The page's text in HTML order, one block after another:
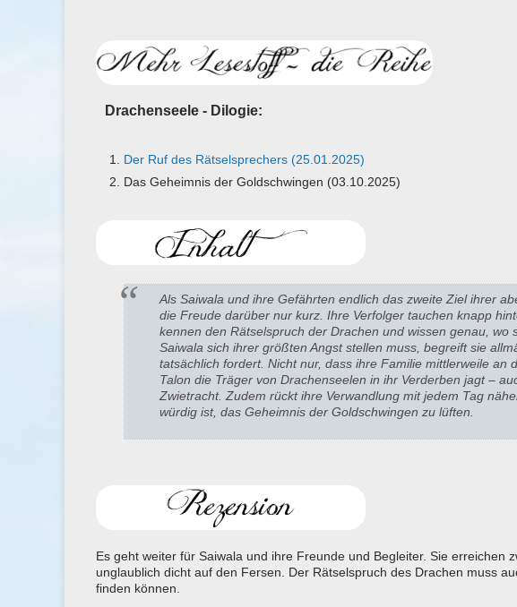
Drachenseele - Dilogie:
Der Ruf des Rätselsprechers (25.01.2025)
Das Geheimnis der Goldschwingen (03.10.2025)
Als Saiwala und ihre Gefährten endlich das zweite Ziel ihrer
die Freude darüber nur kurz. Ihre Verfolger tauchen knapp
kennen den Rätselspruch der Drachen und wissen genau,
Saiwala sich ihrer größten Angst stellen muss, begreift sie
tatsächlich fordert. Nicht nur, dass ihre Familie mittlerweile an
Talon die Träger von Drachenseelen in ihr Verderben jagt –
Zwietracht. Zudem rückt ihre Verwandlung mit jedem Tag
würdig ist, das Geheimnis der Goldschwingen zu lüften.
Es geht weiter für Saiwala und ihre Freunde und Begleiter. Sie erreichen
unglaublich dicht auf den Fersen. Der Rätselspruch des Drachen muss
finden können.